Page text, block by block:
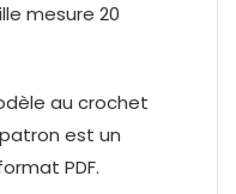
mesure 20
au crochet
est un
PDF.